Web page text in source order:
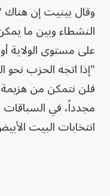
وقال بينيت إن هناك
النشطاء وبين ما
على مستوى الولاية
"إذا اتجه الحزب نحو
فلن نتمكن من هزيمة
مجدداً، في
انتخابات البيت